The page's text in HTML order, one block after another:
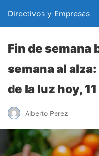
Directivos y Empresas
Fin de semana
semana al
de la luz hoy,
Alberto Perez